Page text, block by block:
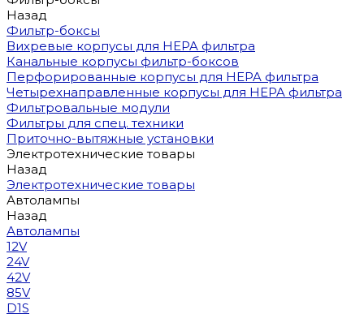
Назад
Фильтр-боксы
Вихревые корпусы для HEPA фильтра
Канальные корпусы фильтр-боксов
Перфорированные корпусы для HEPA фильтра
Четырехнаправленные корпусы для HEPA фильтра
Фильтровальные модули
Фильтры для спец. техники
Приточно-вытяжные установки
Электротехнические товары
Назад
Электротехнические товары
Автолампы
Назад
Автолампы
12V
24V
42V
85V
D1S